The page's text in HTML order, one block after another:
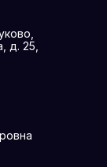
д. 25,